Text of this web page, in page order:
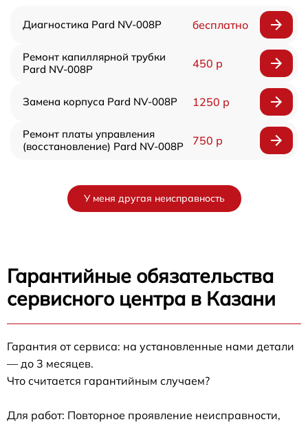
Диагностика Pard NV-008P бесплатно
Ремонт капиллярной трубки
Pard NV-008P
450 р
Замена корпуса Pard NV-008P 1250 р
Ремонт платы управления
(восстановление) Pard NV-008P
750 р
У меня другая неисправность
Гарантийные обязательства
сервисного центра в Казани
Гарантия от сервиса: на установленные нами детали
— до 3 месяцев.
Что считается гарантийным случаем?
Для работ: Повторное проявление неисправности,